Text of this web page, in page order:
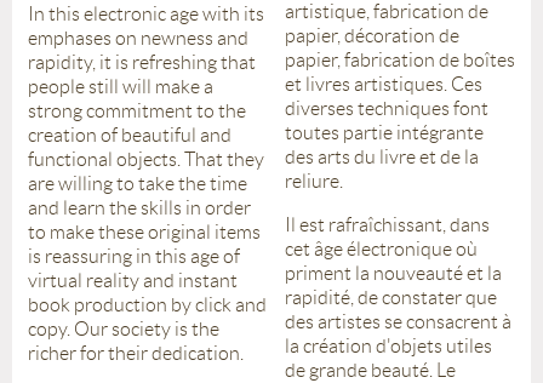
In this electronic age with its
emphases on newness and
rapidity, it is refreshing that
people still will make a
strong commitment to the
creation of beautiful and
functional objects. That they
are willing to take the time
and learn the skills in order
to make these original items
is reassuring in this age of
virtual reality and instant
book production by click and
copy. Our society is the
richer for their dedication.
artistique, fabrication de
papier, décoration de
papier, fabrication de boîtes
et livres artistiques. Ces
diverses techniques font
toutes partie intégrante
des arts du livre et de la
reliure.
Il est rafraîchissant, dans
cet âge électronique où
priment la nouveauté et la
rapidité, de constater que
des artistes se consacrent à
la création d'objets utiles
de grande beauté. Le